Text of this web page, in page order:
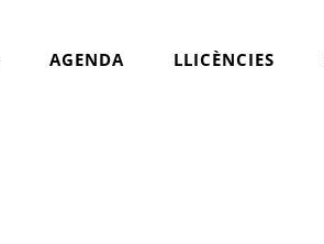
AGENDA LLICÈNCIES